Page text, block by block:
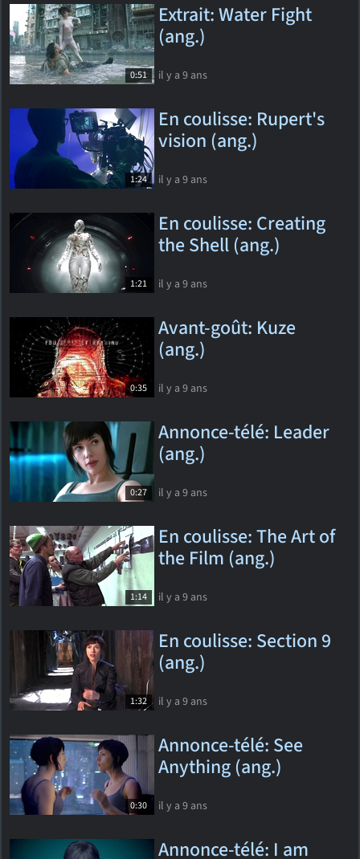
0:51
Extrait: Water Fight
(ang.)
il y a 9 ans
1:24
En coulisse: Rupert's
vision (ang.)
il y a 9 ans
1:21
En coulisse: Creating
the Shell (ang.)
il y a 9 ans
0:35
Avant-goût: Kuze
(ang.)
il y a 9 ans
0:27
Annonce-télé: Leader
(ang.)
il y a 9 ans
1:14
En coulisse: The Art of
the Film (ang.)
il y a 9 ans
1:32
En coulisse: Section 9
(ang.)
il y a 9 ans
0:30
Annonce-télé: See
Anything (ang.)
il y a 9 ans
Annonce-télé: I am